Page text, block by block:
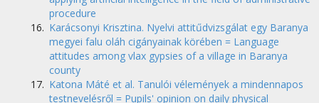
procedure
Karácsonyi Krisztina. Nyelvi attitűdvizsgálat egy Baranya
megyei falu oláh cigányainak körében = Language
attitudes among vlax gypsies of a village in Baranya
county
Katona Máté et al. Tanulói vélemények a mindennapos
testnevelésről = Pupils' opinion on daily physical